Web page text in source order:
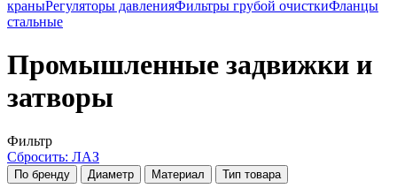
краныРегуляторы давленияФильтры грубой очисткиФланцы
стальные
Промышленные задвижки и
затворы
Фильтр
Сбросить: ЛАЗ
По бренду Диаметр Материал Тип товара